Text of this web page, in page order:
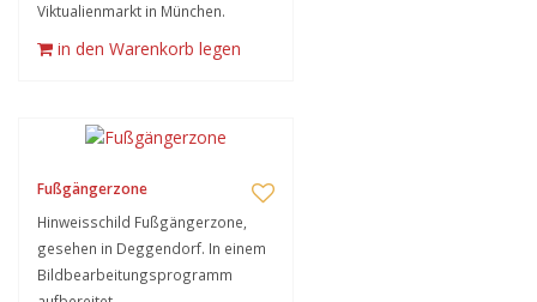
Viktualienmarkt in München.
in den Warenkorb legen
Fußgängerzone
Hinweisschild Fußgängerzone,
gesehen in Deggendorf. In einem
Bildbearbeitungsprogramm